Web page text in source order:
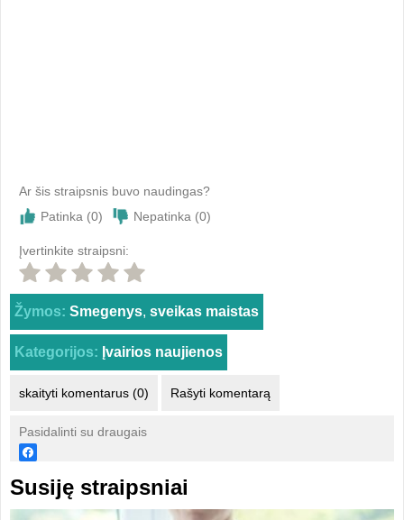
Ar šis straipsnis buvo naudingas?
Patinka (0) Nepatinka (0)
Įvertinkite straipsni:
Žymos: Smegenys, sveikas maistas
Kategorijos: Įvairios naujienos
skaityti komentarus (0) Rašyti komentarą
Pasidalinti su draugais
Susiję straipsniai